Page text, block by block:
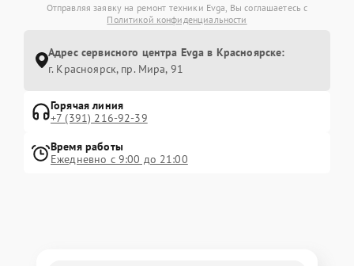
Отправляя заявку на ремонт техники Evga, Вы соглашаетесь с
Политикой конфиденциальности
Адрес сервисного центра Evga в Красноярске:
г. Красноярск, ​пр. Мира, 91
Горячая линия
+7 (391) 216-92-39
Время работы
Ежедневно с 9:00 до 21:00